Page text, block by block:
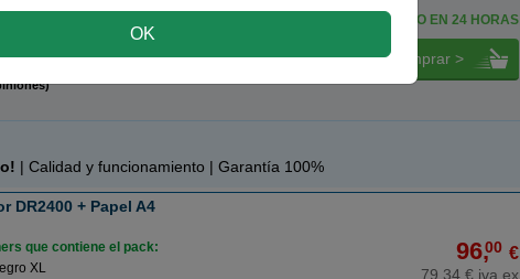
RECÍBELO EN 24 HORAS
comprar >
| Calidad y funcionamiento | Garantía 100%
DR2400 + Papel A4
que contiene el pack:
XL
96,00 €
79,34 € iva ex
OK